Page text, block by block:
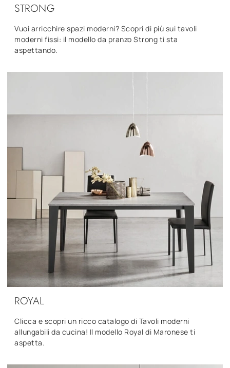
STRONG
Vuoi arricchire spazi moderni? Scopri di più sui tavoli
moderni fissi: il modello da pranzo Strong ti sta
aspettando.
ROYAL
Clicca e scopri un ricco catalogo di Tavoli moderni
allungabili da cucina! Il modello Royal di Maronese ti
aspetta.